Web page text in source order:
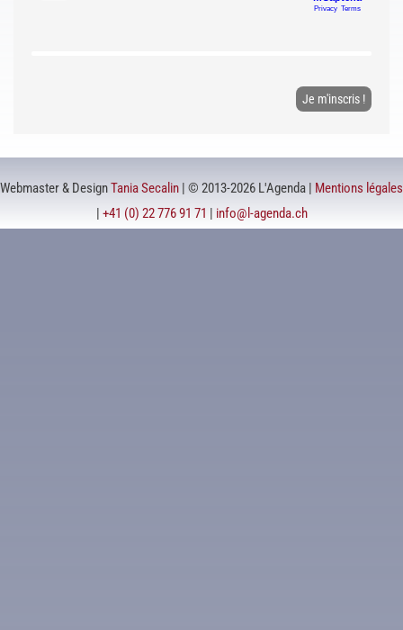
Webmaster & DesignTania Secalin | © 2013-2026 L'Agenda | Mentions légales
| +41 (0) 22 776 91 71 | info@l-agenda.ch